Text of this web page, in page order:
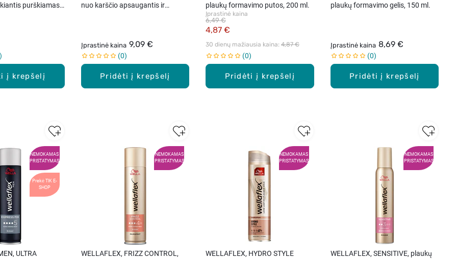
į krepšelį
purškiamas
Pridėti į krepšelį
nuo karščio apsaugantis ir
Įprastinė kaina 9,09 €
0
Pridėti į krepšelį
plaukų formavimo putos, 200 ml.
Įprastinė kaina
4,87 €
6,49 €
30 dienų mažiausia kaina: 4,87 €
0
Pridėti į krepšelį
plaukų formavimo gelis, 150 ml.
Įprastinė kaina 8,69 €
0
NEMOKAMAS
PRISTATYMAS
Prekė TIK E-
SHOP
ULTRA
NEMOKAMAS
PRISTATYMAS
WELLAFLEX, FRIZZ CONTROL,
NEMOKAMAS
PRISTATYMAS
WELLAFLEX, HYDRO STYLE
NEMOKAMAS
PRISTATYMAS
WELLAFLEX, SENSITIVE, plaukų